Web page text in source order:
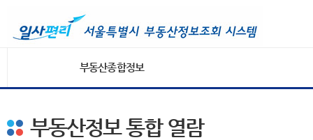
부동산종합정보
부동산정보 통합 열람